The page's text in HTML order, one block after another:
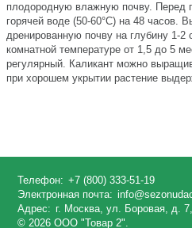
плодородную влажную почву. Перед
горячей воде (50-60°C) на 48 часов.
дренированную почву на глубину 1-
комнатной температуре от 1,5 до 5
регулярный. Каликант можно
при хорошем укрытии растение
Телефон: +7 (800) 333-51-19
Электронная почта:
Адрес: г. Москва, ул. Боровая, д.
© 2026 ООО "Товар 2".